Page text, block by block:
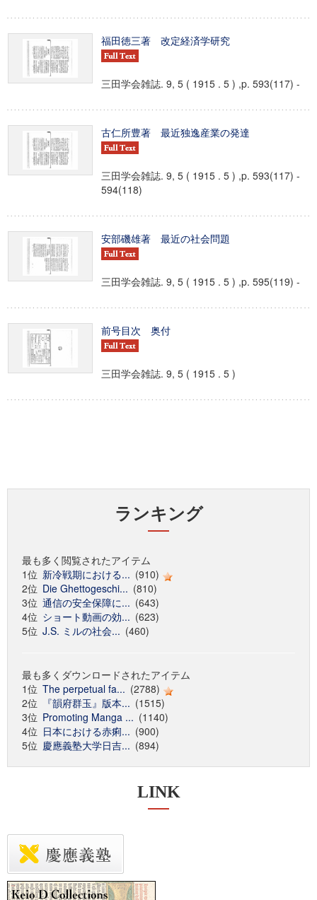
福田徳三著 改定経済学研究
三田学会雑誌. 9, 5 ( 1915 . 5 ) ,p. 593(117) -
古仁所豊著 最近独逸産業の発達
三田学会雑誌. 9, 5 ( 1915 . 5 ) ,p. 593(117) -
594(118)
安部磯雄著 最近の社会問題
三田学会雑誌. 9, 5 ( 1915 . 5 ) ,p. 595(119) -
前号目次 奥付
三田学会雑誌. 9, 5 ( 1915 . 5 )
ランキング
最も多く閲覧されたアイテム
1位 新冷戦期における... (910)
2位 Die Ghettogeschi... (810)
3位 通信の安全保障に... (643)
4位 ショート動画の効... (623)
5位 J.S. ミルの社会... (460)
最も多くダウンロードされたアイテム
1位 The perpetual fa... (2788)
2位
『韻府群玉』版本... (1515)
3位 Promoting Manga ... (1140)
4位 日本における赤痢... (900)
5位 慶應義塾大学日吉... (894)
LINK